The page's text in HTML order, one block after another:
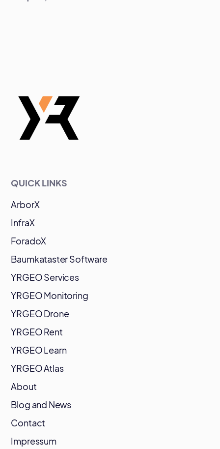
QUICK LINKS
ArborX
InfraX
ForadoX
Baumkataster Software
YRGEO Services
YRGEO Monitoring
YRGEO Drone
YRGEO Rent
YRGEO Learn
YRGEO Atlas
About
Blog and News
Contact
Impressum